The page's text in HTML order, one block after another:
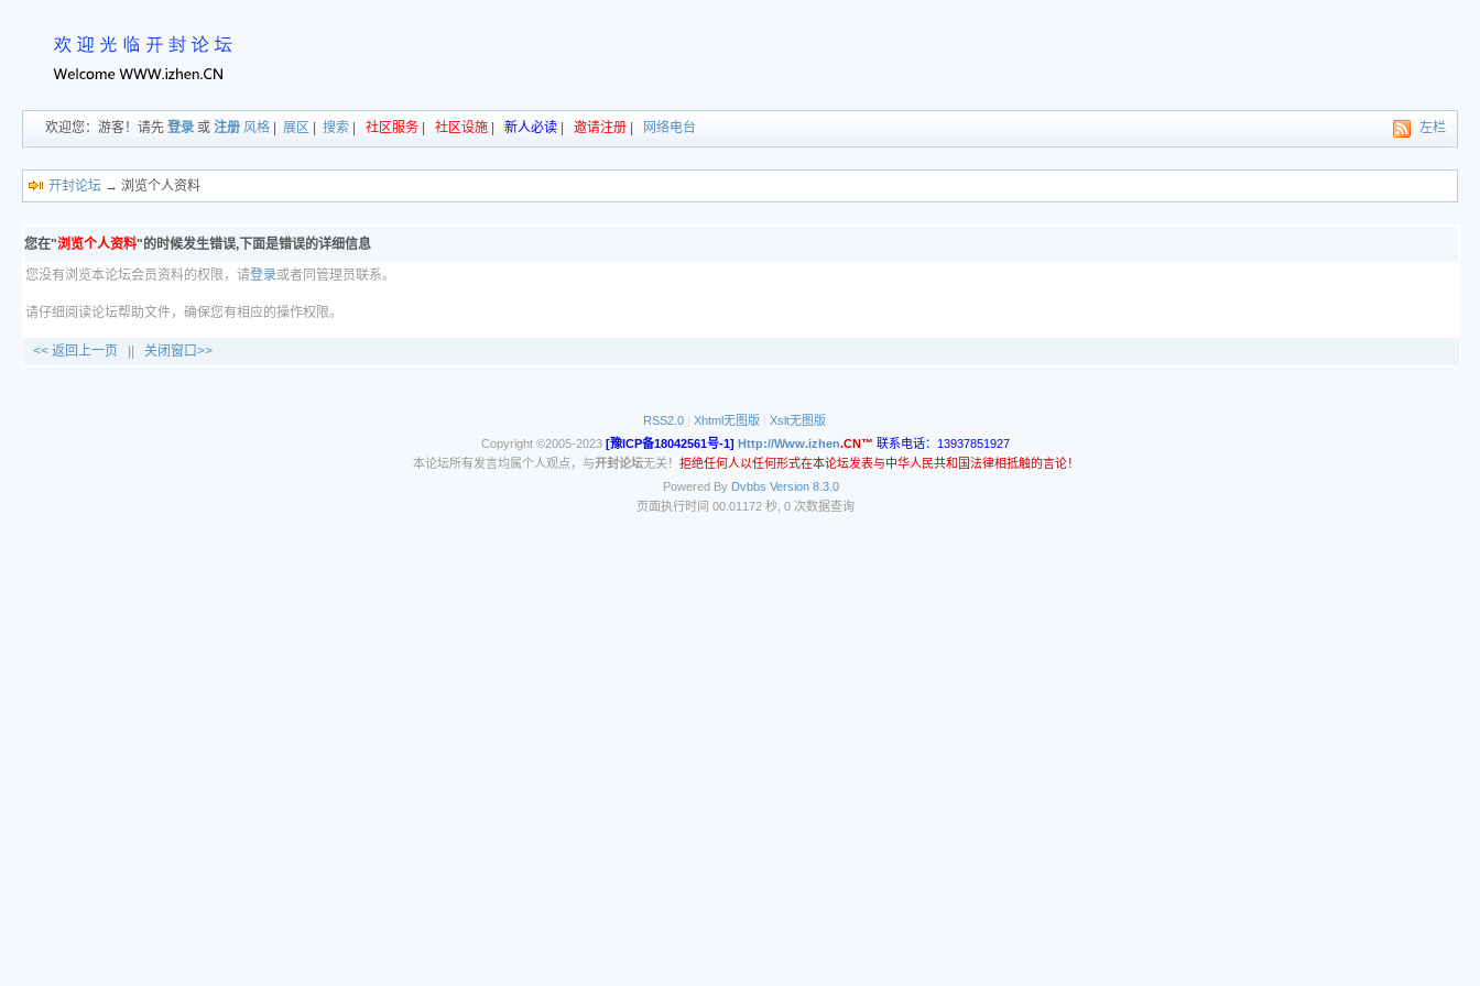
左栏
欢迎您：游客！请先登录 或注册 风格 |展区 |搜索 社区服务 社区设施 新人必读 邀请注册 网络电台
开封论坛 → 浏览个人资料
您在"浏览个人资料"的时候发生错误,下面是错误的详细信息
您没有浏览本论坛会员资料的权限，请登录或者同管理员联系。
请仔细阅读论坛帮助文件，确保您有相应的操作权限。
<< 返回上一页 ||关闭窗口>>
RSS2.0 | Xhtml无图版 | Xslt无图版
Copyright ©2005-2023 [豫ICP备18042561号-1] Http://Www.izhen.CN™ 联系电话：13937851927
本论坛所有发言均属个人观点，与开封论坛无关！ 拒绝任何人以任何形式在本论坛发表与中华人民共和国法律相抵触的言论！
Powered By Dvbbs Version 8.3.0
页面执行时间 00.01172 秒, 0 次数据查询